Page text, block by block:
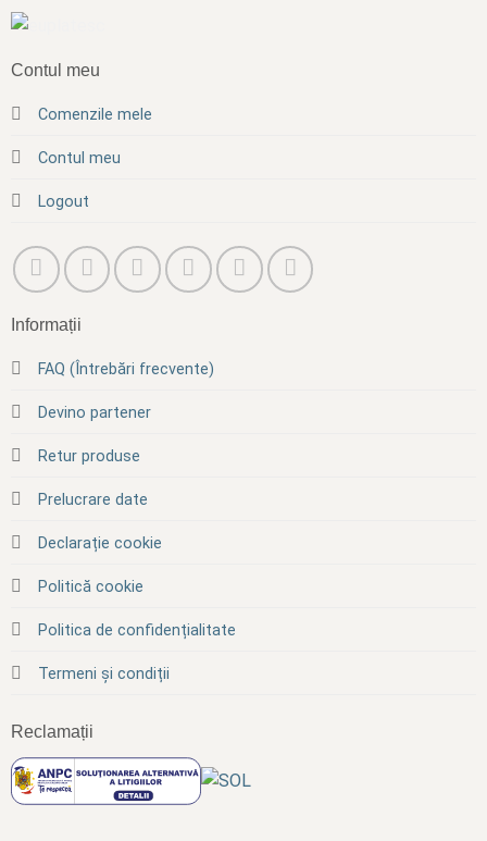
Contul meu
Comenzile mele
Contul meu
Logout
Informații
FAQ (Întrebări frecvente)
Devino partener
Retur produse
Prelucrare date
Declarație cookie
Politică cookie
Politica de confidențialitate
Termeni și condiții
Reclamații